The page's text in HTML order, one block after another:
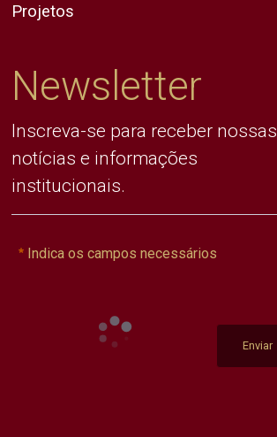
Projetos
Newsletter
Inscreva-se para receber nossas
notícias e informações
institucionais.
Indica os campos necessários
Enviar